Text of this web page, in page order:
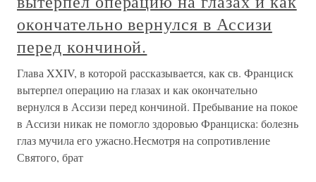
окончательно вернулся в Ассизи
перед кончиной.
Глава XXIV, в которой рассказывается, как св. Франциск
вытерпел операцию на глазах и как окончательно
вернулся в Ассизи перед кончиной. Пребывание на покое
в Ассизи никак не помогло здоровью Франциска: болезнь
глаз мучила его ужасно.Несмотря на сопротивление
Святого, брат